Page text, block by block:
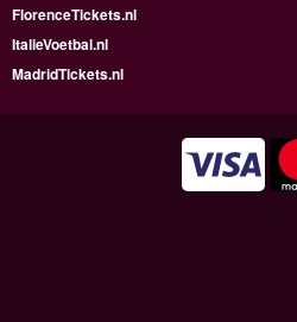
FlorenceTickets.nl
ItalieVoetbal.nl
MadridTickets.nl